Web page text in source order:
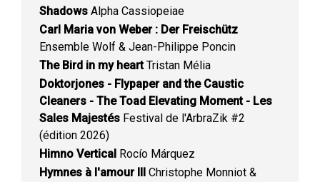
Shadows Alpha Cassiopeiae
Carl Maria von Weber : Der Freischütz
Ensemble Wolf & Jean-Philippe Poncin
The Bird in my heartTristan Mélia
Doktorjones - Flypaper and the Caustic
Cleaners - The Toad Elevating Moment - Les
Sales Majestés Festival de l'ArbraZik #2
(édition 2026)
Himno Vertical Rocío Márquez
Hymnes à l'amour III Christophe Monniot &